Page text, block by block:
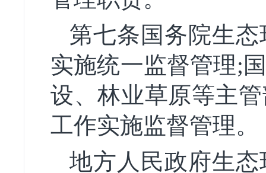
第七条国务院生
实施统一监督管理;
设、林业草原等主
工作实施监督管理。
地方人民政府生